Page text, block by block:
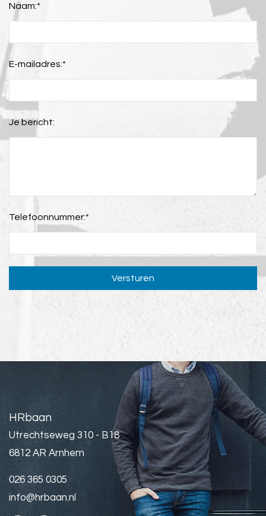
Naam:*
E-mailadres:*
Je bericht:
Telefoonnummer:*
Versturen
HRbaan
Utrechtseweg 310 - B18
6812 AR Arnhem
026 365 0305
info@hrbaan.nl